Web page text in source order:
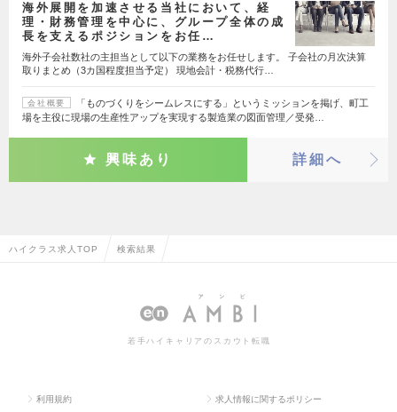
海外展開を加速させる当社において、経
理・財務管理を中心に、グループ全体の成
長を支えるポジションをお任…
海外子会社数社の主担当として以下の業務をお任せします。 子会社の月次決算
取りまとめ（3カ国程度担当予定） 現地会計・税務代行…
会社概要
「ものづくりをシームレスにする」というミッションを掲げ、町工
場を主役に現場の生産性アップを実現する製造業の図面管理／受発…
興味あり 詳細へ
ハイクラス求人TOP 検索結果
若手ハイキャリアのスカウト転職
利用規約 求人情報に関するポリシー